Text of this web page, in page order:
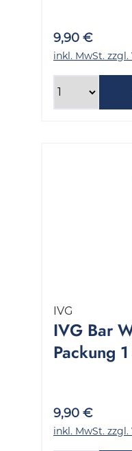
9,90 €
inkl. MwSt.
IVG
IVG Bar
Packung
9,90 €
inkl. MwSt.